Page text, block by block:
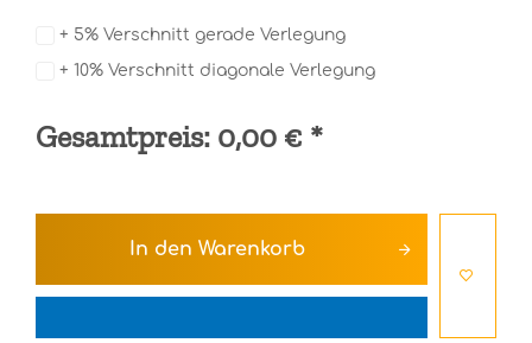
+ 5% Verschnitt gerade Verlegung
+ 10% Verschnitt diagonale Verlegung
Gesamtpreis: 0,00 € *
In den Warenkorb